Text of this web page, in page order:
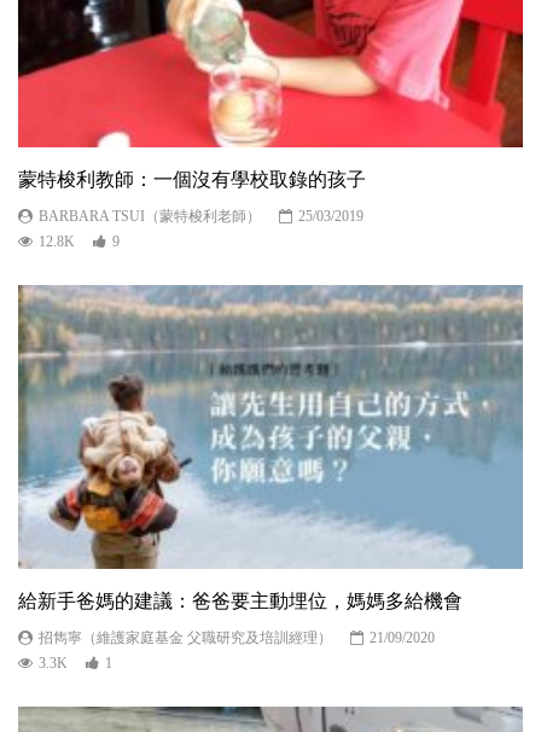
蒙特梭利教師：一個沒有學校取錄的孩子
BARBARA TSUI（蒙特梭利老師）
25/03/2019
12.8K
9
給新手爸媽的建議：爸爸要主動埋位，媽媽多給機會
招雋寧（維護家庭基金 父職研究及培訓經理）
21/09/2020
3.3K
1